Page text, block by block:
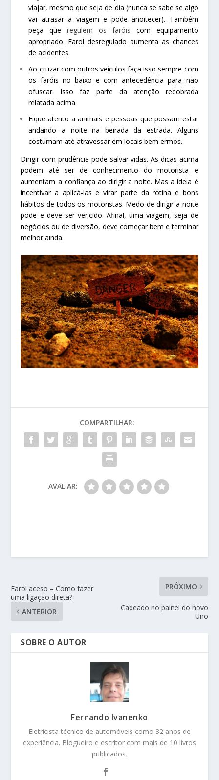
viajar, mesmo que seja de dia (nunca se sabe se algo
vai atrasar a viagem e pode anoitecer). Também
peça que
regulem os faróis
com equipamento
apropriado. Farol desregulado aumenta as chances
de acidentes.
Ao cruzar com outros veículos faça isso sempre com
os faróis no baixo e com antecedência para não
ofuscar. Isso faz parte da atenção redobrada
relatada acima.
Fique atento a animais e pessoas que possam estar
andando a noite na beirada da estrada. Alguns
costumam até atravessar em locais bem ermos.
Dirigir com prudência pode salvar vidas. As dicas acima
podem até ser de conhecimento do motorista e
aumentam a confiança ao dirigir a noite. Mas a ideia é
incentivar a aplicá-las e virar parte da rotina e bons
hábitos de todos os motoristas. Medo de dirigir a noite
pode e deve ser vencido. Afinal, uma viagem, seja de
negócios ou de diversão, deve começar bem e terminar
melhor ainda.
COMPARTILHAR:
AVALIAR:
Farol aceso – Como fazer
uma ligação direta?
ANTERIOR
PRÓXIMO
Cadeado no painel do novo
Uno
SOBRE O AUTOR
Fernando Ivanenko
Eletricista técnico de automóveis como 32 anos de
experiência. Blogueiro e escritor com mais de 10 livros
publicados.